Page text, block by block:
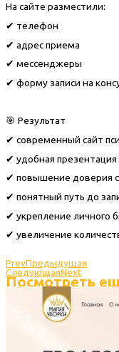
На сайте разместили:
✔ телефон
✔ адрес приема
✔ мессенджеры
✔ форму записи на
🎯 Результат
✔ современный сайт
✔ удобная презентация
✔ повышение доверия
✔ понятный путь до
✔ укрепление личного
✔ увеличение
PrevПредыдущая
СледующаяNext
Посмотреть